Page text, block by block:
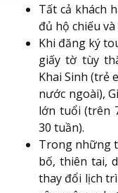
Tất cả khách
đủ hộ chiếu
Khi đăng ký
giấy tờ tùy
Khai Sinh (trẻ
nước ngoài),
lớn tuổi (trên
30 tuần).
Trong những
bố, thiên tai,
thay đổi lịch